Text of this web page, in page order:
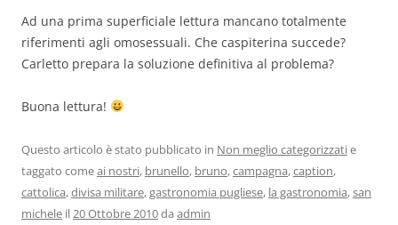
Ad una prima superficiale lettura mancano totalmente
riferimenti agli omosessuali. Che caspiterina succede?
Carletto prepara la soluzione definitiva al problema?
Buona lettura!
Questo articolo è stato pubblicato in Non meglio categorizzatie
taggato comeai nostri, brunello, bruno,campagna,caption,
cattolica,divisa militare,gastronomia pugliese, la gastronomia,san
michele il20 Ottobre 2010da admin